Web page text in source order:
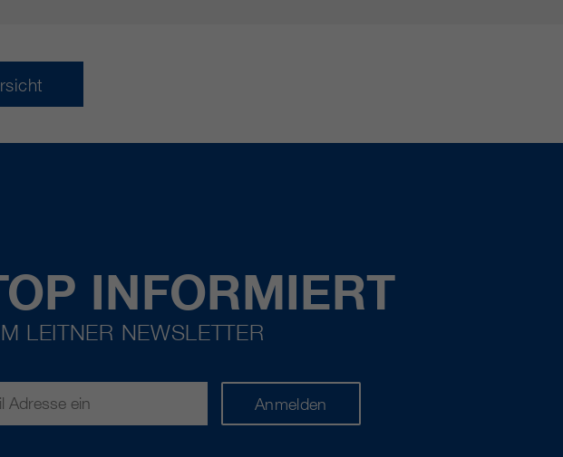
INFORMIERT
LEITNER NEWSLETTER
Anmelden